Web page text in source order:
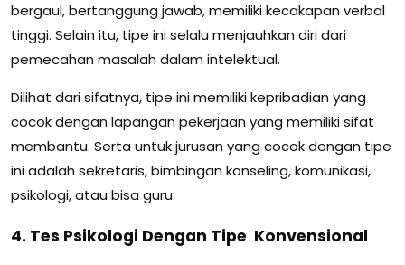
bergaul, bertanggung jawab, memiliki kecakapan verbal
tinggi. Selain itu, tipe ini selalu menjauhkan diri dari
pemecahan masalah dalam intelektual.
Dilihat dari sifatnya, tipe ini memiliki kepribadian yang
cocok dengan lapangan pekerjaan yang memiliki sifat
membantu. Serta untuk jurusan yang cocok dengan tipe
ini adalah sekretaris, bimbingan konseling, komunikasi,
psikologi, atau bisa guru.
4. Tes Psikologi Dengan Tipe Konvensional